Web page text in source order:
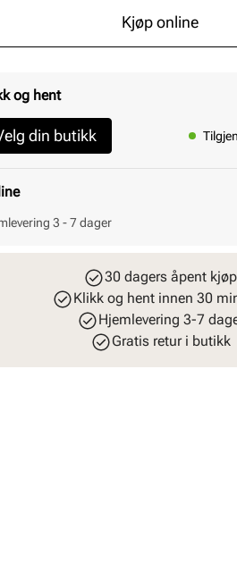
Kjøp online
og hent
din butikk
3 - 7 dager
30 dagers åpent kjøp
Klikk og hent innen 30
Hjemlevering 3-7
Gratis retur i butikk